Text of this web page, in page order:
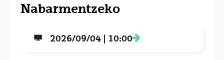
Nabarmentzeko
2026/09/04 | 10:00